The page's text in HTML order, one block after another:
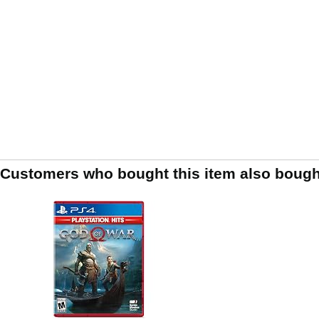
Customers who bought this item also